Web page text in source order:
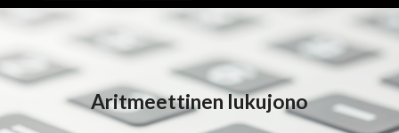
Aritmeettinen lukujono